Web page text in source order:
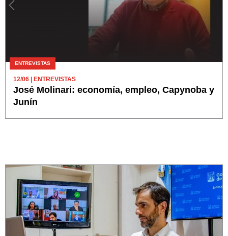
ENTREVISTAS
12/06 | ENTREVISTAS
José Molinari: economía, empleo, Capynoba y
Junín